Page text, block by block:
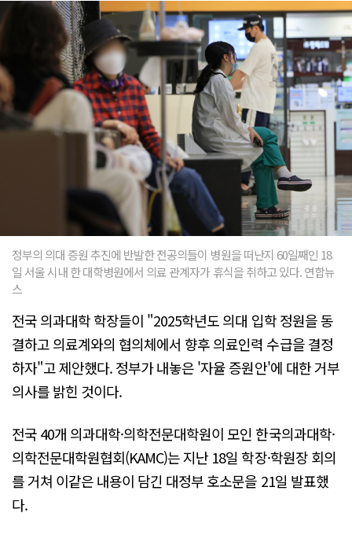
정부의 의대 증원 추진에 반발한 전공의들이 병원을 떠난지 60일째인 18
일 서울 시내 한 대학병원에서 의료 관계자가 휴식을 취하고 있다. 연합뉴
스
전국 의과대학 학장들이 "2025학년도 의대 입학 정원을 동
결하고 의료계와의 협의체에서 향후 의료인력 수급을 결정
하자"고 제안했다. 정부가 내놓은 '자율 증원안'에 대한 거부
의사를 밝힌 것이다.
전국 40개 의과대학·의학전문대학원이 모인 한국의과대학·
의학전문대학원협회(KAMC)는 지난 18일 학장·학원장 회의
를 거쳐 이같은 내용이 담긴 대정부 호소문을 21일 발표했
다.